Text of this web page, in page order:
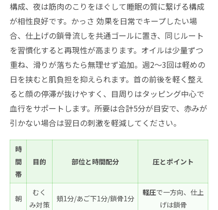
構成、夜は筋肉のこりをほぐして睡眠の質に繋げる構成
が相性良好です。かっさ 効果を日常でキープしたい場
合、仕上げの鎖骨流しを共通ゴールに置き、同じルート
を習慣化すると再現性が高まります。オイルは少量ずつ
重ね、滑りが落ちたら無理せず追加。週2〜3回は軽めの
日を挟むと肌負担を抑えられます。首の前後を軽く整え
ると顔の停滞が抜けやすく、目周りはタッピング中心で
血行をサポートします。所要は合計5分が目安で、赤みが
引かない場合は翌日の刺激を軽減してください。
時
間
帯
目的 部位と時間配分 圧とポイント
朝
むく
み対策
頬1分/あご下1分/鎖骨1分
軽圧で一方向、仕上
げは鎖骨